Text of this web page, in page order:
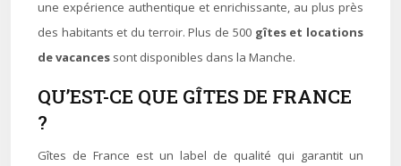
une expérience authentique et enrichissante, au plus près
des habitants et du terroir. Plus de 500 gîtes et locations
de vacances sont disponibles dans la Manche.
QU’EST-CE QUE GÎTES DE FRANCE
?
Gîtes de France est un label de qualité qui garantit un